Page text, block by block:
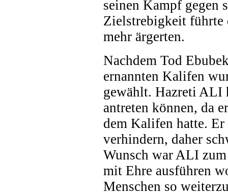
seinen Kampf gegen
Zielstrebigkeit führte
mehr ärgerten.
Nachdem Tod
ernannten Kalifen
gewählt. Hazreti ALI
antreten können, da
dem Kalifen hatte.
verhindern, daher
Wunsch war ALI
mit Ehre ausführen
Menschen so